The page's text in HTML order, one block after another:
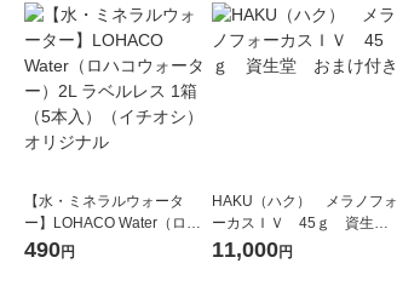
【水・ミネラルウォータ
ー】LOHACO Water（ロハ
コウォーター）2L ラベルレ
490円
HAKU（ハク） メラノフォ
ーカスＩＶ 45ｇ 資生
堂 おまけ付き
11,000円